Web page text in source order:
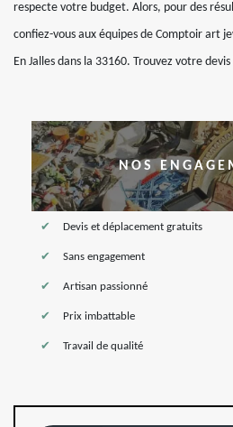
respecte votre budget. Alors, pour des
confiez-vous aux équipes de Comptoir art
En Jalles dans la 33160. Trouvez votre devis
NOS
Devis et déplacement gratuits
Sans engagement
Artisan passionné
Prix imbattable
Travail de qualité